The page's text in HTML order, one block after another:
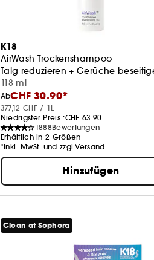
K18
AirWash Trockenshampoo
Talg reduzieren + Gerüche
118 ml
AbCHF 30.90*
377,12 CHF / 1L
Niedrigster Preis :CHF 63.90
1888Bewertungen
Erhältlich in 2 Größen
*Inkl. MwSt. und zzgl.Versand
Hinzufügen
Clean at Sephora